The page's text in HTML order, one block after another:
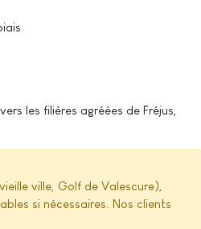
les filières agréées de Fréjus,
ville, Golf de Valescure),
si nécessaires. Nos clients